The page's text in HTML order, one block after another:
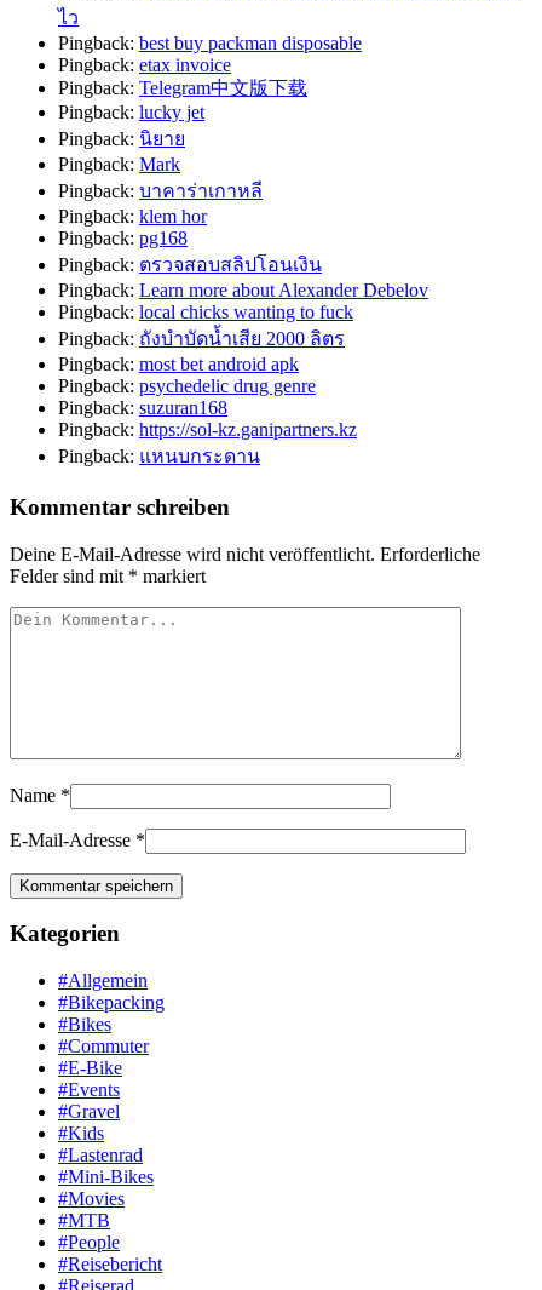
ไว
Pingback: best buy packman disposable
Pingback: etax invoice
Pingback: Telegram中文版下载
Pingback: lucky jet
Pingback: นิยาย
Pingback: Mark
Pingback: บาคาร่าเกาหลี
Pingback: klem hor
Pingback: pg168
Pingback: ตรวจสอบสลิปโอนเงิน
Pingback: Learn more about Alexander Debelov
Pingback: local chicks wanting to fuck
Pingback: ถังบำบัดน้ำเสีย 2000 ลิตร
Pingback: most bet android apk
Pingback: psychedelic drug genre
Pingback: suzuran168
Pingback: https://sol-kz.ganipartners.kz
Pingback: แหนบกระดาน
Kommentar schreiben
Deine E-Mail-Adresse wird nicht veröffentlicht. Erforderliche
Felder sind mit * markiert
Name *
E-Mail-Adresse *
Kategorien
#Allgemein
#Bikepacking
#Bikes
#Commuter
#E-Bike
#Events
#Gravel
#Kids
#Lastenrad
#Mini-Bikes
#Movies
#MTB
#People
#Reisebericht